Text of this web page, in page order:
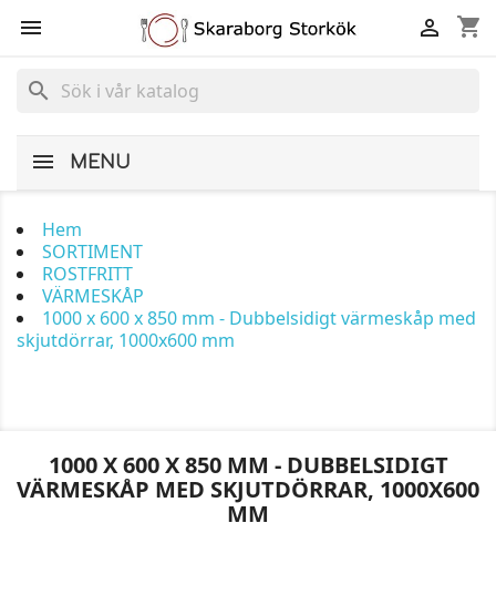
 shopping_cart

search
MENU
Hem
SORTIMENT
ROSTFRITT
VÄRMESKÅP
1000 x 600 x 850 mm - Dubbelsidigt värmeskåp med
skjutdörrar, 1000x600 mm
1000 X 600 X 850 MM - DUBBELSIDIGT
VÄRMESKÅP MED SKJUTDÖRRAR, 1000X600
MM